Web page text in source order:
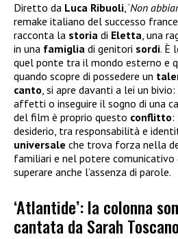
Diretto da Luca Ribuoli, ‘Non
remake italiano del successo
racconta la storia di Eletta, una
in una famiglia di genitori sordi. È
quel ponte tra il mondo esterno e
quando scopre di possedere un
canto, si apre davanti a lei un
affetti o inseguire il sogno di una
del film è proprio questo conflitto:
desiderio, tra responsabilità e
universale che trova forza nella
familiari e nel potere comunicativo
superare anche l’assenza di parole.
‘Atlantide’: la colonna
cantata da Sarah Toscano